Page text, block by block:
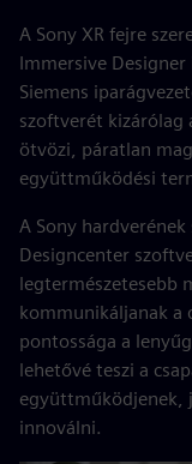
A Sony XR fejre
Immersive
Siemens
szoftverét kizárólag
ötvözi, páratlan
együttműködési
A Sony
Designcenter
legtermészetesebb
kommunikáljanak a
pontossága a
lehetővé teszi a
együttműködjenek,
innoválni.